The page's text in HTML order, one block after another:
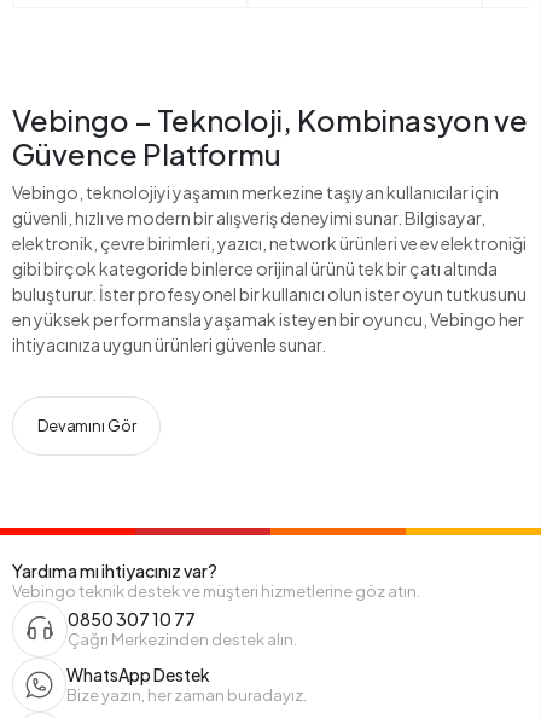
Vebingo – Teknoloji, Kombinasyon ve
Güvence Platformu
Vebingo, teknolojiyi yaşamın merkezine taşıyan kullanıcılar için
güvenli, hızlı ve modern bir alışveriş deneyimi sunar. Bilgisayar,
elektronik, çevre birimleri, yazıcı, network ürünleri ve ev elektroniği
gibi birçok kategoride binlerce orijinal ürünü tek bir çatı altında
buluşturur. İster profesyonel bir kullanıcı olun ister oyun tutkusunu
en yüksek performansla yaşamak isteyen bir oyuncu, Vebingo her
ihtiyacınıza uygun ürünleri güvenle sunar.
Devamını Gör
Yardıma mı ihtiyacınız var?
Vebingo teknik destek ve müşteri hizmetlerine göz atın.
0850 307 10 77
Çağrı Merkezinden destek alın.
WhatsApp Destek
Bize yazın, her zaman buradayız.